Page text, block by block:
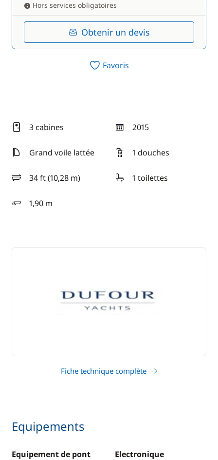
Hors services obligatoires
Obtenir un devis
Favoris
3 cabines 2015
année
Grand voile lattée
1 douches
34 ft (10,28 m)
longueur 1 toilettes
1,90 m
tirant d'eau
Fiche technique complète
Equipements
Equipement de pont
Electronique